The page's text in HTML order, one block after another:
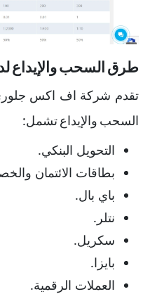
طرق السحب
السحب والإيداع تشمل:
التحويل البنكي.
بطاقات الائتمان
باي بال.
نتلر.
سكريل.
بايزا.
العملات الرقمية.